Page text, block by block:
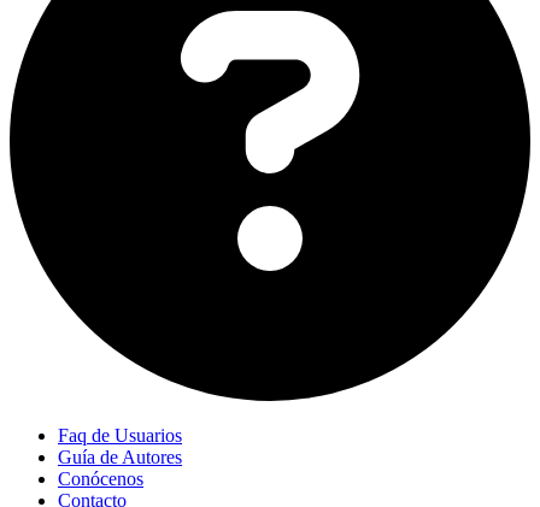
Faq de Usuarios
Guía de Autores
Conócenos
Contacto